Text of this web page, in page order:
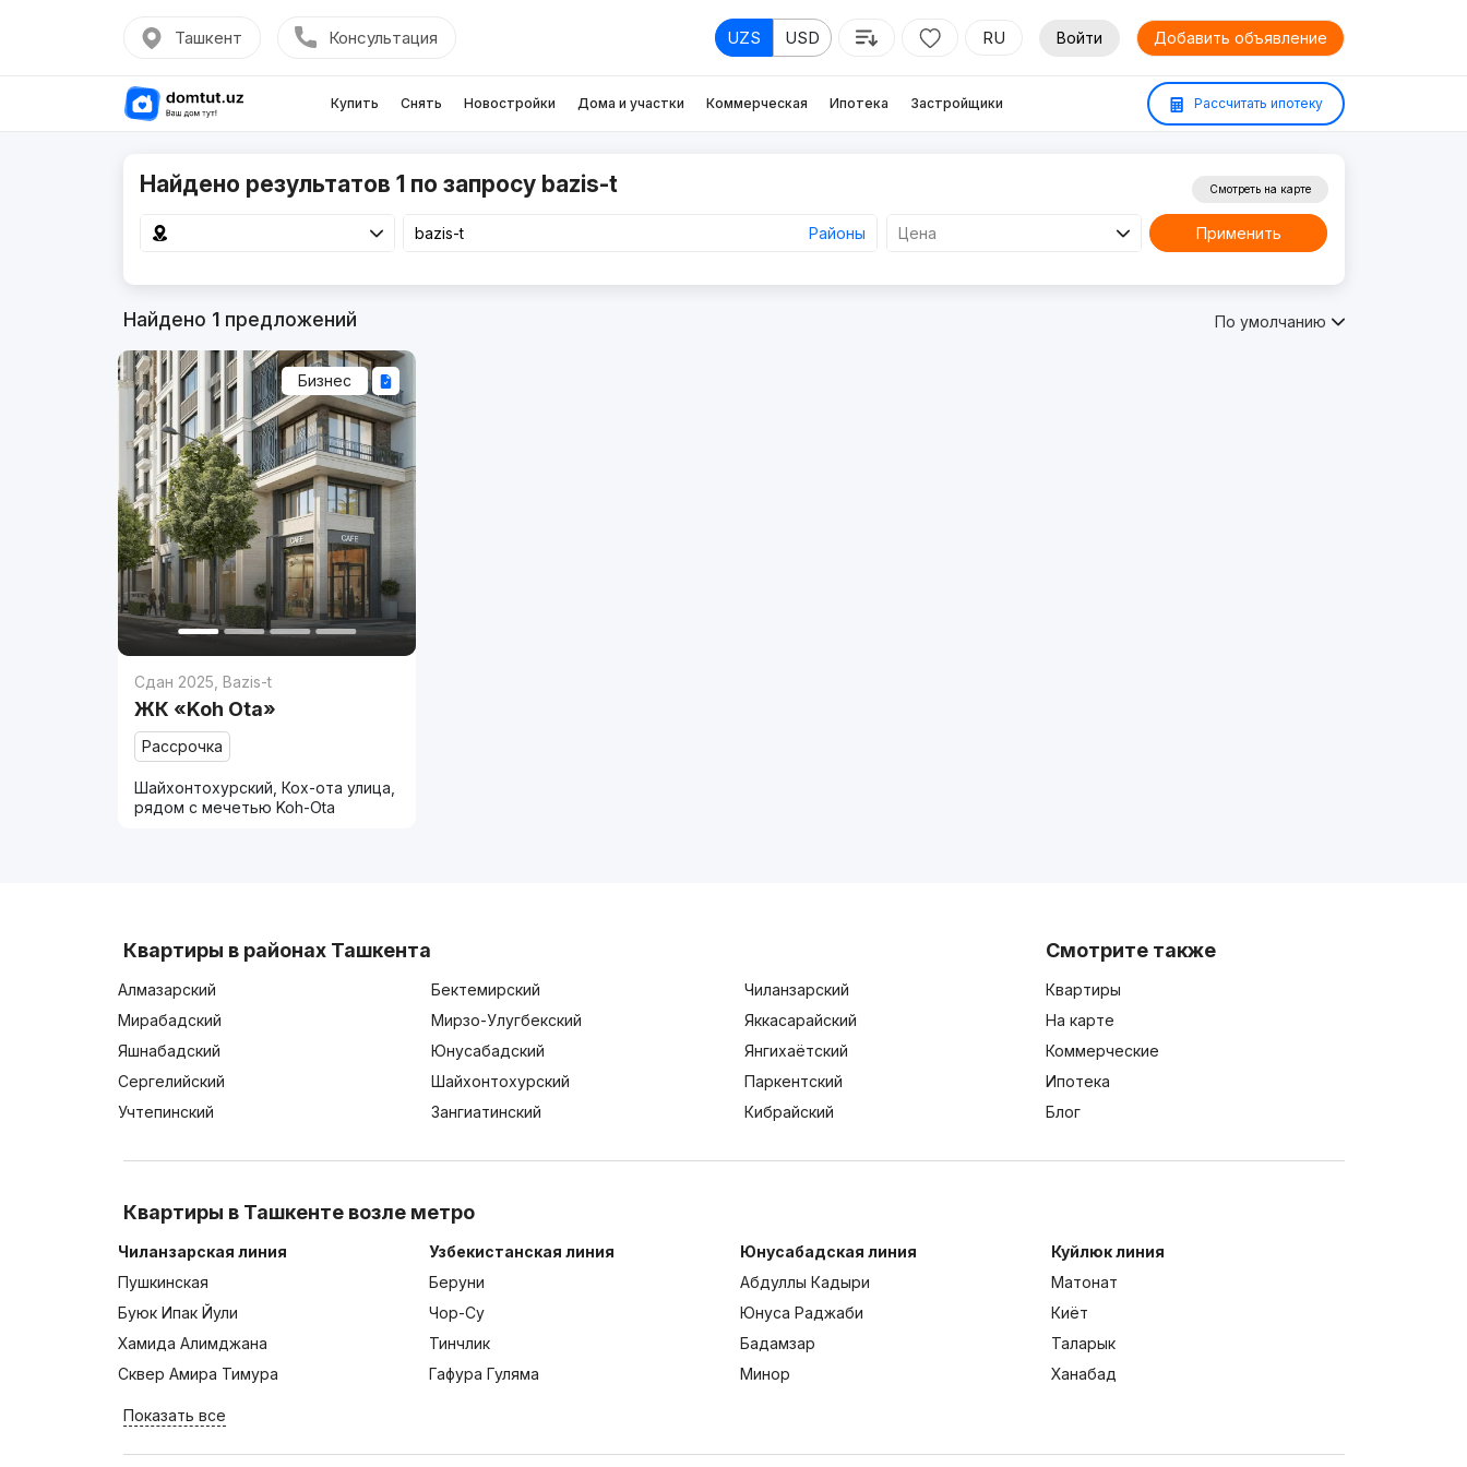
Ташкент Консультация UZS USD RU Войти Добавить объявление
Купить Снять Новостройки Дома и участки Коммерческая Ипотека Застройщики Рассчитать ипотеку
Найдено результатов 1 по запросу bazis-t
Районы Цена
Смотреть на карте
Применить
Найдено 1предложений По умолчанию
Бизнес
Сдан 2025 Bazis-t
ЖК «Koh Ota»
Рассрочка
Шайхонтохурский, Кох-ота улица,
рядом с мечетью Koh-Ota
Квартиры в районах Ташкента
Алмазарский Бектемирский
Чиланзарский
Мирабадский
Мирзо-Улугбекский
Яккасарайский
Яшнабадский
Юнусабадский
Янгихаётский
Сергелийский
Шайхонтохурский
Паркентский
Учтепинский
Зангиатинский Кибрайский
Смотрите также
Квартиры
На карте
Коммерческие
Ипотека
Блог
Квартиры в Ташкенте возле метро
Чиланзарская линия
Пушкинская
Буюк Ипак Йули
Хамида Алимджана
Сквер Амира Тимура
Узбекистанская линия
Беруни
Чор-Су
Тинчлик
Гафура Гуляма
Юнусабадская линия
Абдуллы Кадыри
Юнуса Раджаби
Бадамзар
Минор
Куйлюк линия
Матонат
Киёт
Таларык
Ханабад
Показать все